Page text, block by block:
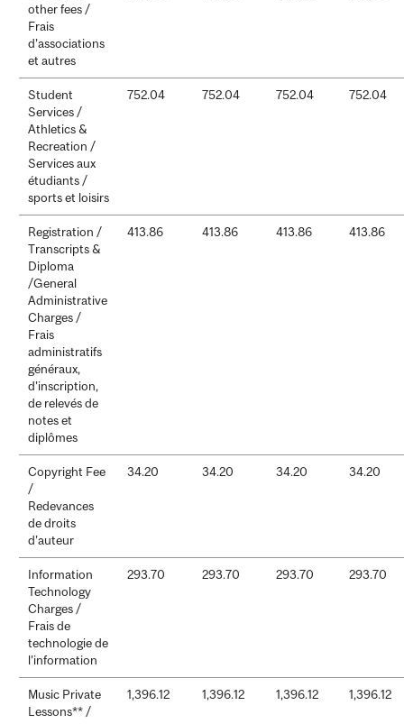
other fees /
Frais
d’associations
et autres
Student
Services /
Athletics &
Recreation /
Services aux
étudiants /
sports et loisirs
752.04 752.04 752.04 752.04
Registration /
Transcripts &
Diploma
/General
Administrative
Charges /
Frais
administratifs
généraux,
d’inscription,
de relevés de
notes et
diplômes
413.86 413.86 413.86 413.86
Copyright Fee
/
Redevances
de droits
d’auteur
34.20 34.20 34.20 34.20
Information
Technology
Charges /
Frais de
technologie de
l’information
293.70 293.70 293.70 293.70
Music Private
Lessons** /
1,396.12 1,396.12 1,396.12 1,396.12